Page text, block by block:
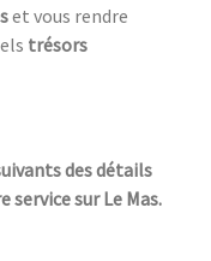
et vous rendre
trésors
des détails
sur Le Mas.